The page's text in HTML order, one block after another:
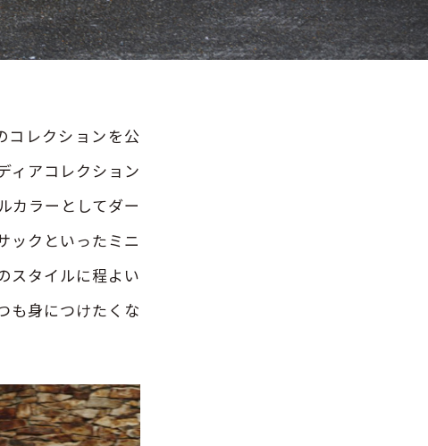
コレクションを公
ィアコレクション
カラーとしてダー
ックといったミニ
スタイルに程よい
も身につけたくな